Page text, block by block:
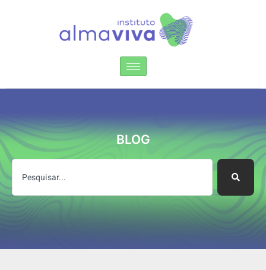
Instituto Alma Viva
BLOG